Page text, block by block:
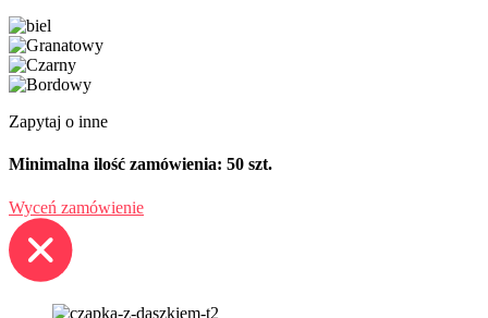
Zapytaj o inne
Minimalna ilość zamówienia: 50 szt.
Wyceń zamówienie